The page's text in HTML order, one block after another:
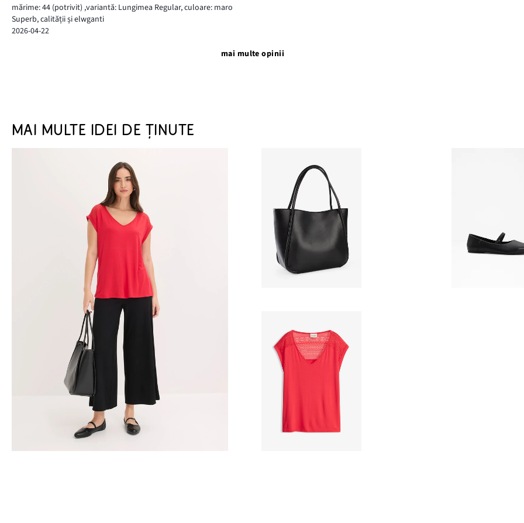
mărime: 44 (potrivit) ,variantă: Lungimea Regular,culoare: maro
Superb, calității și elwganti
2026-04-22
mai multe opinii
MAI MULTE IDEI DE ȚINUTE